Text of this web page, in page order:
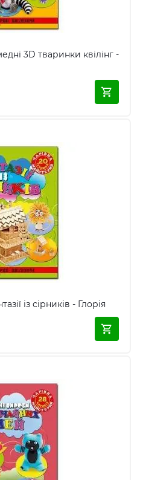
3D тваринки квілінг -
із сірників - Глорія